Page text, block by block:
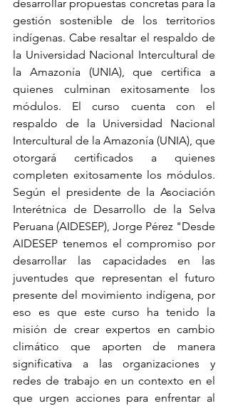
desarrollar propuestas concretas para la
gestión sostenible de los territorios
indígenas. Cabe resaltar el respaldo de
la Universidad Nacional Intercultural de
la Amazonía (UNIA), que certifica a
quienes culminan exitosamente los
módulos. El curso cuenta con el
respaldo de la Universidad Nacional
Intercultural de la Amazonía (UNIA), que
otorgará certificados a quienes
completen exitosamente los módulos.
Según el presidente de la Asociación
Interétnica de Desarrollo de la Selva
Peruana (AIDESEP), Jorge Pérez "Desde
AIDESEP tenemos el compromiso por
desarrollar las capacidades en las
juventudes que representan el futuro
presente del movimiento indígena, por
eso es que este curso ha tenido la
misión de crear expertos en cambio
climático que aporten de manera
significativa a las organizaciones y
redes de trabajo en un contexto en el
que urgen acciones para enfrentar al